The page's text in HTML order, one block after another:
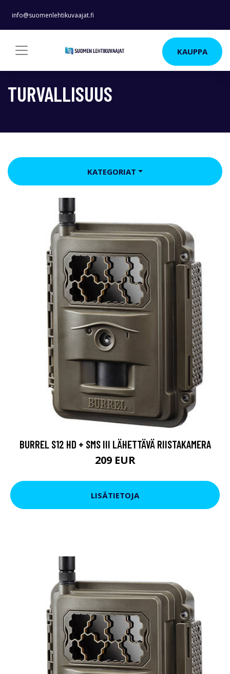
info@suomenlehtikuvaajat.fi
KAUPPA
TURVALLISUUS
KATEGORIAT
BURREL S12 HD + SMS III LÄHETTÄVÄ RIISTAKAMERA
209 EUR
LISÄTIETOJA